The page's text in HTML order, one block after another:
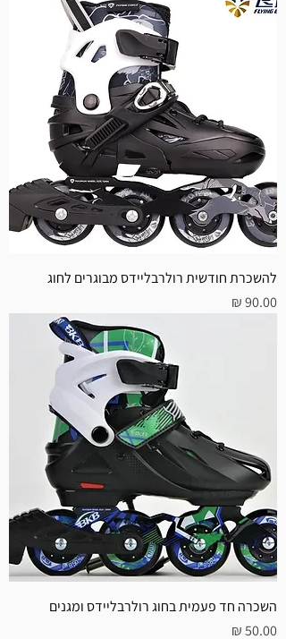
להשכרת חודשית רולרבליידס מבוגרים לחוג
מחיר
השכרה חד פעמית בחוג רולרבליידס ומגנים
מחיר